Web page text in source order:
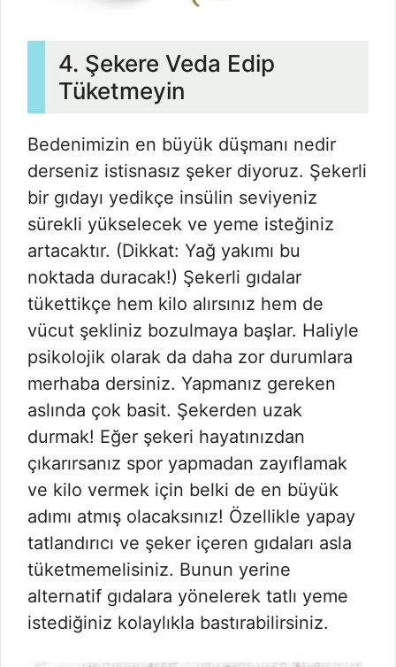
4. Şekere Veda Edip
Tüketmeyin
Bedenimizin en büyük düşmanı nedir
derseniz istisnasız şeker diyoruz. Şekerli
bir gıdayı yedikçe insülin seviyeniz
sürekli yükselecek ve yeme isteğiniz
artacaktır. (Dikkat: Yağ yakımı bu
noktada duracak!) Şekerli gıdalar
tükettikçe hem kilo alırsınız hem de
vücut şekliniz bozulmaya başlar. Haliyle
psikolojik olarak da daha zor durumlara
merhaba dersiniz. Yapmanız gereken
aslında çok basit. Şekerden uzak
durmak! Eğer şekeri hayatınızdan
çıkarırsanız spor yapmadan zayıflamak
ve kilo vermek için belki de en büyük
adımı atmış olacaksınız! Özellikle yapay
tatlandırıcı ve şeker içeren gıdaları asla
tüketmemelisiniz. Bunun yerine
alternatif gıdalara yönelerek tatlı yeme
istediğiniz kolaylıkla bastırabilirsiniz.